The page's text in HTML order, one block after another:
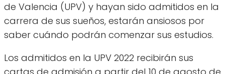
de Valencia (UPV) y hayan sido admitidos en la
carrera de sus sueños, estarán ansiosos por
saber cuándo podrán comenzar sus estudios.
Los admitidos en la UPV 2022 recibirán sus